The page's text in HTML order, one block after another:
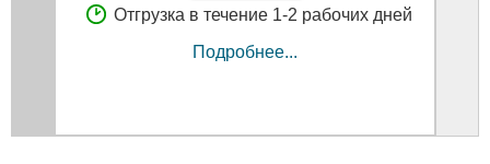
Отгрузка в течение 1-2 рабочих дней
Подробнее...